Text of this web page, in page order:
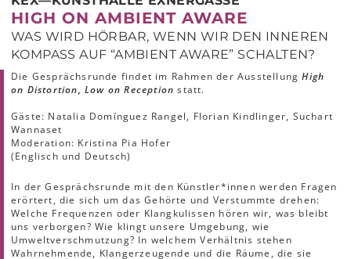
HIGH ON AMBIENT AWARE
WAS WIRD HÖRBAR, WENN WIR DEN INNEREN
KOMPASS AUF “AMBIENT AWARE” SCHALTEN?
Die Gesprächsrunde findet im Rahmen der AusstellungHigh
on Distortion, Low on Receptionstatt.
Gäste: Natalia Domínguez Rangel, Florian Kindlinger, Suchart
Wannaset
Moderation: Kristina Pia Hofer
(Englisch und Deutsch)
In der Gesprächsrunde mit den Künstler*innen werden Fragen
erörtert, die sich um das Gehörte und Verstummte drehen:
Welche Frequenzen oder Klangkulissen hören wir, was bleibt
uns verborgen? Wie klingt unsere Umgebung, wie
Umweltverschmutzung? In welchem Verhältnis stehen
Wahrnehmende, Klangerzeugende und die Räume, die sie